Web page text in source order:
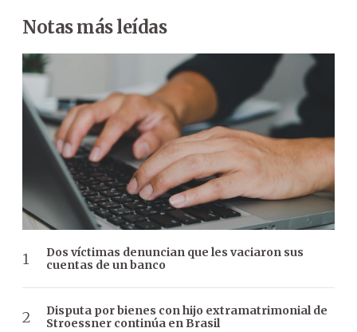
Notas más leídas
Dos víctimas denuncian que les vaciaron sus
cuentas de un banco
Disputa por bienes con hijo extramatrimonial de
Stroessner continúa en Brasil